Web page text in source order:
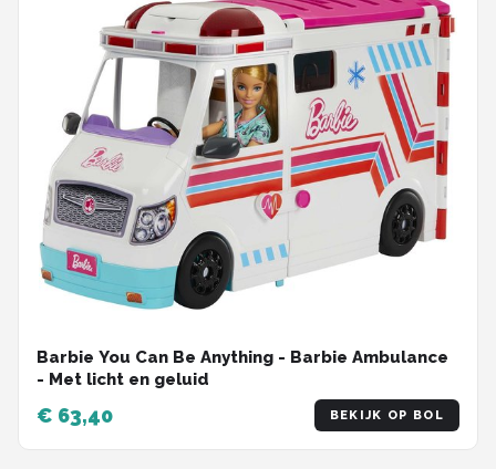
Barbie You Can Be Anything - Barbie Ambulance
- Met licht en geluid
€ 63,40 BEKIJK OP BOL